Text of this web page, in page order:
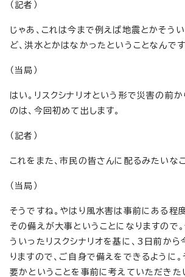
（記者）
じゃあ、これは今まで例えば地震とかそう
ど、洪水とかはなかったということなんです
（当局）
はい。リスクシナリオという形で災害の前
のは、今回初めて出します。
（記者）
これをまた、市民の皆さんに配るみたいな
（当局）
そうですね。やはり風水害は事前にある程
その備えが大事ということになりますので
ういったリスクシナリオを基に、3日前か
りますので、ご自身で備えをできるように
要かということを事前に考えていただきた